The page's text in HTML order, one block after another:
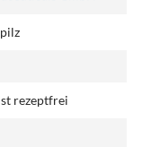
rezeptfrei